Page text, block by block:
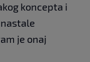
koncepta i
je onaj